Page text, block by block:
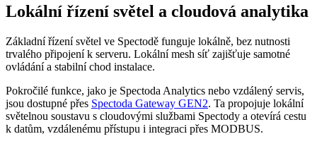
Lokální řízení světel a cloudová analytika
Základní řízení světel ve Spectodě funguje lokálně, bez nutnosti
trvalého připojení k serveru. Lokální mesh síť zajišťuje samotné
ovládání a stabilní chod instalace.
Pokročilé funkce, jako je Spectoda Analytics nebo vzdálený servis,
jsou dostupné přes Spectoda Gateway GEN2. Ta propojuje lokální
světelnou soustavu s cloudovými službami Spectody a otevírá cestu
k datům, vzdálenému přístupu i integraci přes MODBUS.